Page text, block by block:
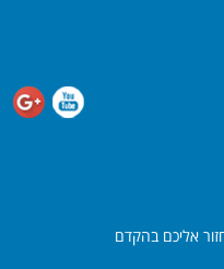
אליכם בהקדם